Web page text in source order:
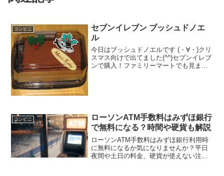
コンビニ
セブンイレブン ブッシュドノエ
ル
今日はブッシュドノエルです (・∀・)クリ
スマス向けで出てました(^^)セブンイレブ
ンで購入！ファミリーマートでも見まし
コンビニ
ローソンATM手数料はみずほ銀行
で無料になる？時間や硬貨も解説
ローソンATM手数料はみずほ銀行利用時
に無料になるか気になりませんか？平日
夜間や土日の料金、硬貨が使えない注意